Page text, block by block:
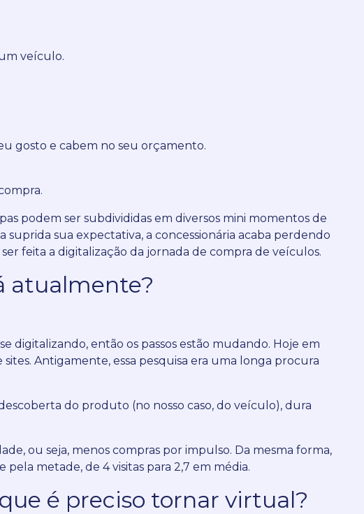
veículo.
gosto e cabem no seu orçamento.
podem ser subdivididas em diversos mini momentos de
sua expectativa, a concessionária acaba perdendo
feita a digitalização da jornada de compra de veículos.
atualmente?
digitalizando, então os passos estão mudando. Hoje em
sites. Antigamente, essa pesquisa era uma longa procura
do produto (no nosso caso, do veículo), dura
ou seja, menos compras por impulso. Da mesma forma,
metade, de 4 visitas para 2,7 em média.
é preciso tornar virtual?